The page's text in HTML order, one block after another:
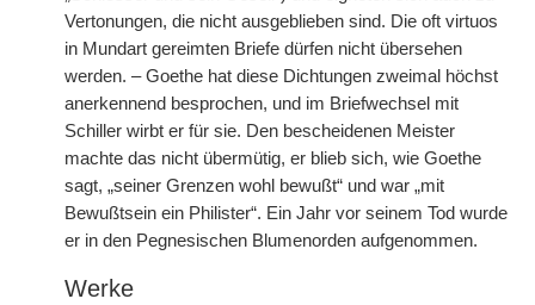
Vertonungen, die nicht ausgeblieben sind. Die oft virtuos
in Mundart gereimten Briefe dürfen nicht übersehen
werden. – Goethe hat diese Dichtungen zweimal höchst
anerkennend besprochen, und im Briefwechsel mit
Schiller wirbt er für sie. Den bescheidenen Meister
machte das nicht übermütig, er blieb sich, wie Goethe
sagt, „seiner Grenzen wohl bewußt“ und war „mit
Bewußtsein ein Philister“. Ein Jahr vor seinem Tod wurde
er in den Pegnesischen Blumenorden aufgenommen.
Werke